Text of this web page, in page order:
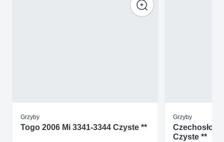
Grzyby
Togo 2006 Mi 3341-3344 Czyste **
Grzyby
Czyste **